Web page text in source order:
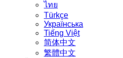
ไทย
Türkçe
Українська
Tiếng Việt
简体中文
繁體中文